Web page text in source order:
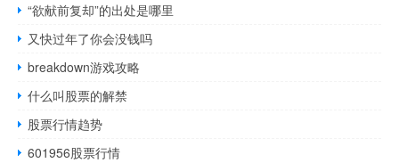
“欲献前复却”的出处是哪里
又快过年了你会没钱吗
breakdown游戏攻略
什么叫股票的解禁
股票行情趋势
601956股票行情